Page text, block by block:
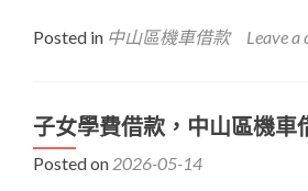
about
駁
創
擺
攤
Posted in 中山區機車借款 Leave a
子女學費借款，中山區機車
Posted on 2026-05-14